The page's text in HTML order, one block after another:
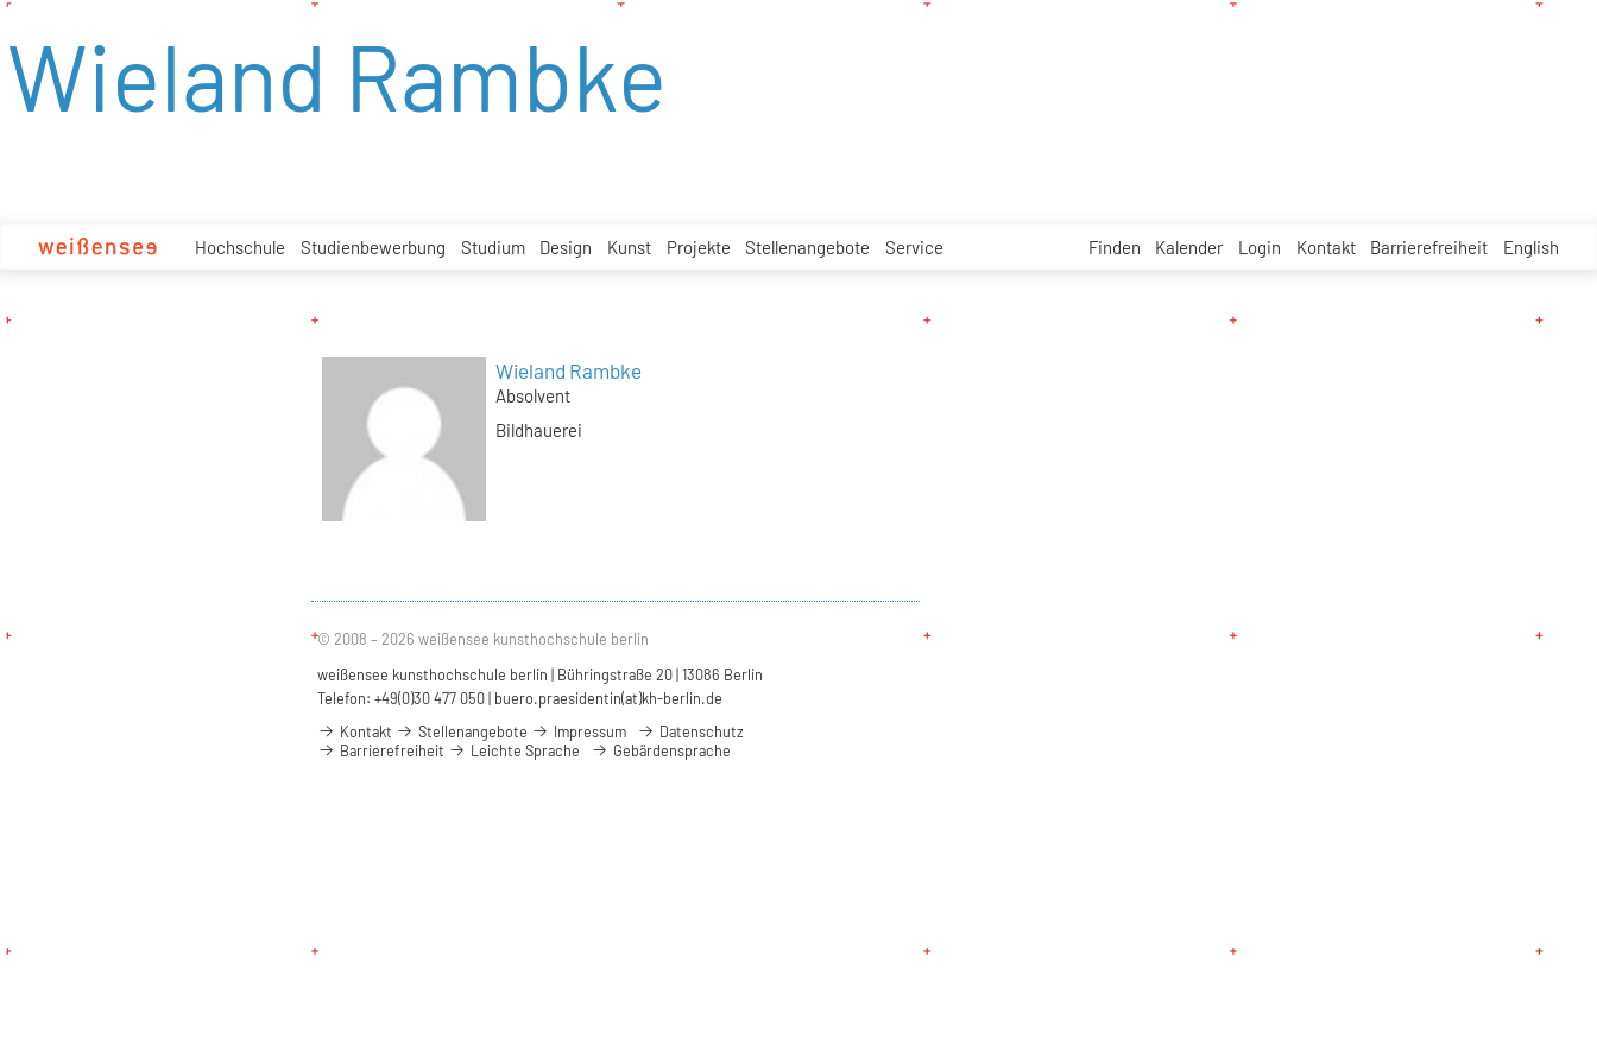
zum
Hochschule Studienbewerbung Studium Design Kunst Projekte Stellenangebote Service Finden Kalender Login Kontakt Barrierefreiheit English
Wieland Rambke
Wieland Rambke
Absolvent
Bildhauerei
© 2008 – 2026 weißensee kunsthochschule berlin
weißensee kunsthochschule berlin | Bühringstraße 20 | 13086 Berlin
Telefon: +49(0)30 477 050 | buero.praesidentin(at)kh-berlin.de
Kontakt
Stellenangebote Impressum
Datenschutz
Barrierefreiheit
Leichte Sprache Gebärdensprache